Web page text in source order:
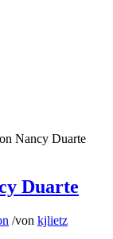
Nancy Duarte
Duarte
/von kjlietz